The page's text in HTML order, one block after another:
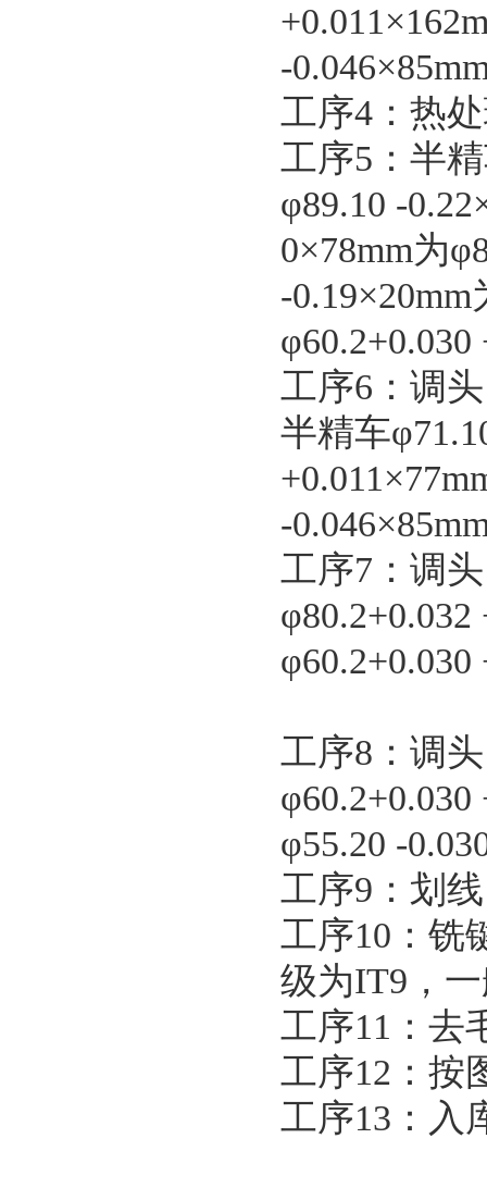
-
工序4：热
工序5：半
φ89.10 -
0×78mm为
-
工序6：调
半精车
-
工序7：调
φ80.2+0.032
φ60.2+0.030
工序8：调
φ60.2+0.030
φ55.20 -
工序9：划
工序10：铣
级为IT9，
工序11：
工序12：按
工序13：